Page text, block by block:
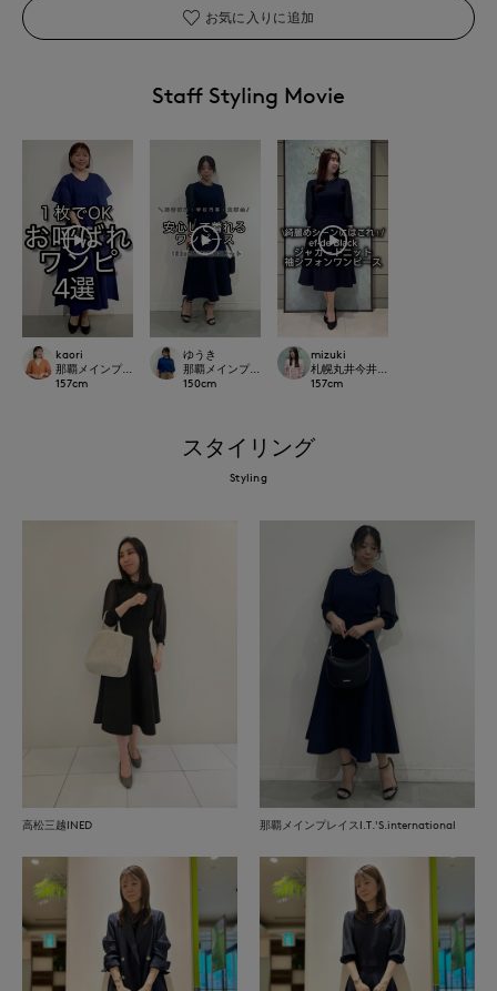
お気に入りに追加
Staff Styling Movie
kaori
那覇メインプレイスI.T.'S.international
157cm
ゆうき
那覇メインプレイスI.T.'S.international
150cm
mizuki
札幌丸井今井SUPERIOR CLOSET
157cm
スタイリング
Styling
高松三越INED 那覇メインプレイスI.T.'S.international